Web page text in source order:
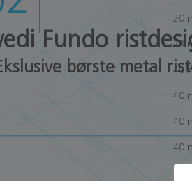
Fundo
børste metal
20
23
40
40
40
40